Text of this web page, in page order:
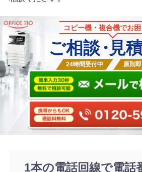
コピー機・複合機でお
ご相談・ 見
24時間受付中 原則
1本の電話回線で電話